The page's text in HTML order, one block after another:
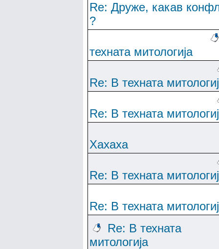
Re: Друже, какав
?
техната митологија
Re: В техната
Re: В техната
Хахаха
Re: В техната
Re: В техната
Re: В техната
митологија